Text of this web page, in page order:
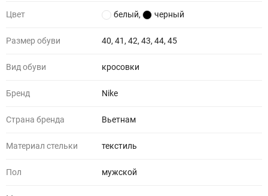
Цвет белый, черный
Размер обуви 40, 41, 42, 43, 44, 45
Вид обуви кросовки
Бренд Nike
Страна бренда Вьетнам
Материал стельки текстиль
Пол мужской